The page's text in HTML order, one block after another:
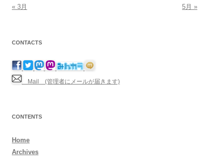
« 3月
5月 »
CONTACTS
Mail (管理者にメールが届きます)
CONTENTS
Home
Archives